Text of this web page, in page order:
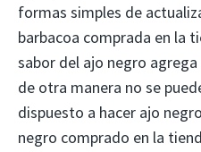
formas simples de
barbacoa comprada en la
sabor del ajo negro
de otra manera no se
dispuesto a hacer ajo
negro comprado en la